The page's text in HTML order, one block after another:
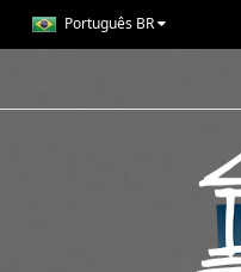
Português BR